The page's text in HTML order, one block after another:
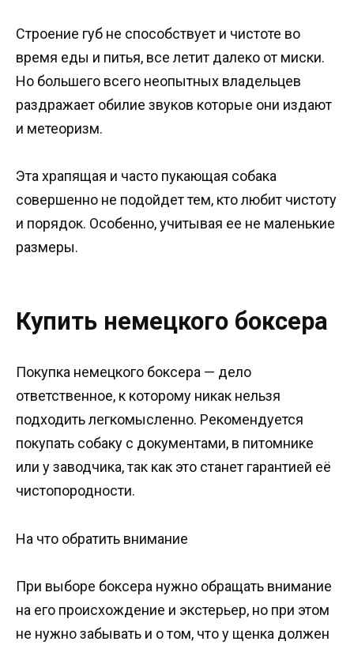
Строение губ не способствует и чистоте во
время еды и питья, все летит далеко от миски.
Но большего всего неопытных владельцев
раздражает обилие звуков которые они издают
и метеоризм.
Эта храпящая и часто пукающая собака
совершенно не подойдет тем, кто любит чистоту
и порядок. Особенно, учитывая ее не маленькие
размеры.
Купить немецкого боксера
Покупка немецкого боксера — дело
ответственное, к которому никак нельзя
подходить легкомысленно. Рекомендуется
покупать собаку с документами, в питомнике
или у заводчика, так как это станет гарантией её
чистопородности.
На что обратить внимание
При выборе боксера нужно обращать внимание
на его происхождение и экстерьер, но при этом
не нужно забывать и о том, что у щенка должен